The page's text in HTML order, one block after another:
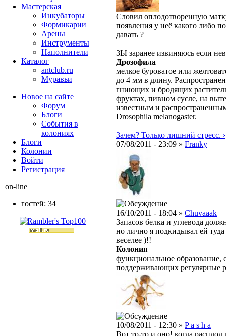
Словил оплодотворенную
появления у неё какого либо
давать ?
ЗЫ заранее извиняюсь если
Дрозофила
мелкое буроватое или
до 4 мм в длину.
гниющих и бродящих
фруктах, пивном сусле, на
известным и
Drosophila melanogaster.
Зачем? Только лишний стресс. ›
07/08/2011 - 23:09 » Franky
16/10/2011 - 18:04 » Chuvaaak
Запасов белка и углевода
но лично я подкидывал ей
веселее )!!
Колония
функциональное образование,
поддерживающих регулярные
10/08/2011 - 12:30 » P a s h a
Мастерская
Инкубаторы
Формикарии
Арены
Инструменты
Наполнители
Каталог
antclub.ru
Муравьи
Новое на сайте
Форум
Блоги
События в
колониях
Блоги
Колонии
Войти
Peгиcтpaция
on-line
гостей: 34